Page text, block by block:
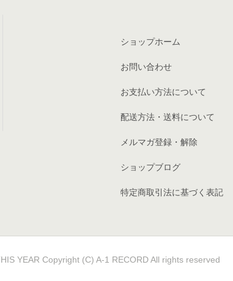
ショップホーム
お問い合わせ
お支払い方法について
配送方法・送料について
メルマガ登録・解除
ショップブログ
特定商取引法に基づく表記
YEAR Copyright (C) A-1 RECORD All rights reserved